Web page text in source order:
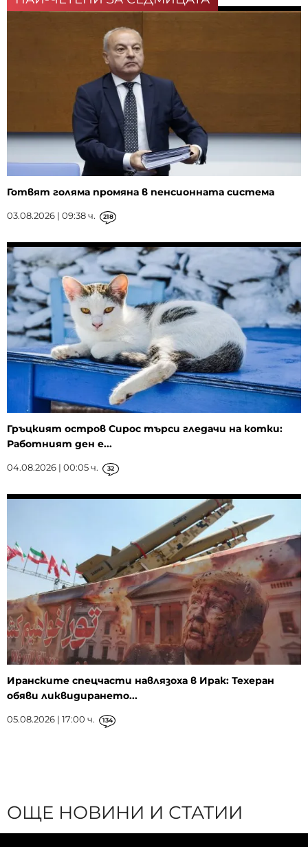
Готвят голяма промяна в пенсионната система
03.08.2026 | 09:38 ч. 218
Гръцкият остров Сирос търси гледачи на котки:
Работният ден е...
04.08.2026 | 00:05 ч. 32
Иранските спецчасти навлязоха в Ирак: Техеран
обяви ликвидирането...
05.08.2026 | 17:00 ч. 134
ОЩЕ НОВИНИ И СТАТИИ